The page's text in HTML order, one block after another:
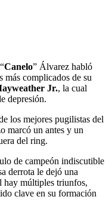
Canelo” Álvarez habló
más complicados de su
Jr., la cual
depresión.
los mejores pugilistas del
marcó un antes y un
del ring.
de campeón indiscutible
derrota le dejó una
hay múltiples triunfos,
clave en su formación